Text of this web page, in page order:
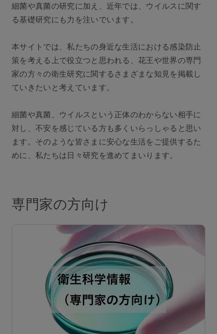
細菌や真菌の研究に加え、近年では、ウイルスに関す
る基礎研究にも力を注いでいます。
本サイトでは、私たちの身近な生活における感染防止
策を考える上で役立つと思われる、花王や世界の専門
家の方々の衛生研究に関するさまざまな知見を掲載し
ていきたいと考えています。
細菌や真菌、ウイルスという正体のわからない相手に
対し、不安を感じている方も多くいらっしゃると思い
ます。そのような皆さまに安心な生活をご提供するた
めに、私たちは日々研究を進めてまいります。
専門家の方向け